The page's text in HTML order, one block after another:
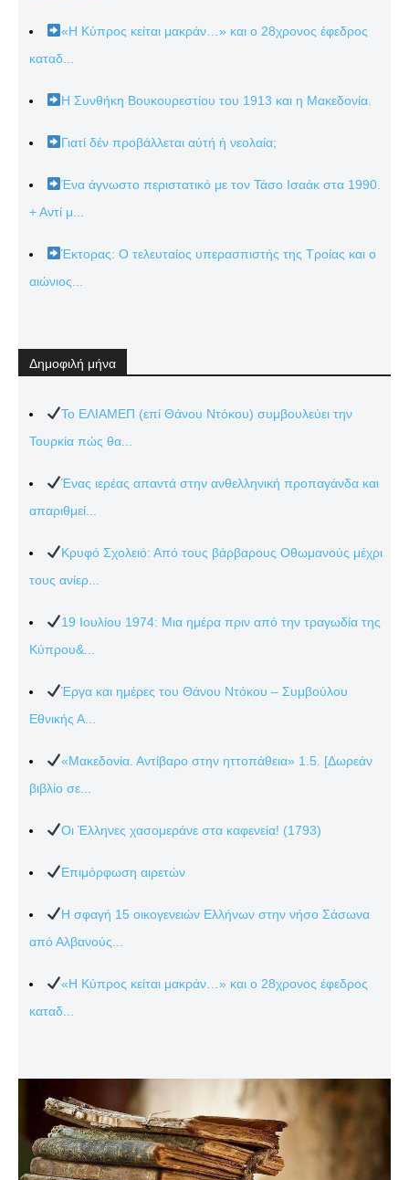
«Η Κύπρος κείται μακράν…» και ο 28χρονος έφεδρος
καταδ...
Η Συνθήκη Βουκουρεστίου του 1913 και η Μακεδονία.
Γιατί δέν προβάλλεται αὐτή ἡ νεολαία;
Ένα άγνωστο περιστατικό με τον Τάσο Ισαάκ στα 1990.
+ Αντί μ...
Έκτορας: Ο τελευταίος υπερασπιστής της Τροίας και ο
αιώνιος...
Δημοφιλή μήνα
Το ΕΛΙΑΜΕΠ (επί Θάνου Ντόκου) συμβουλεύει την
Τουρκία πώς θα...
Ένας ιερέας απαντά στην ανθελληνική προπαγάνδα και
απαριθμεί...
Κρυφό Σχολειό: Από τους βάρβαρους Οθωμανούς μέχρι
τους ανίερ...
19 Ιουλίου 1974: Μια ημέρα πριν από την τραγωδία της
Κύπρου&...
Έργα και ημέρες του Θάνου Ντόκου – Συμβούλου
Εθνικής Α...
«Μακεδονία. Αντίβαρο στην ηττοπάθεια» 1.5. [Δωρεάν
βιβλίο σε...
Οι Έλληνες χασομεράνε στα καφενεία! (1793)
Επιμόρφωση αιρετών
Η σφαγή 15 οικογενειών Ελλήνων στην νήσο Σάσωνα
από Αλβανούς...
«Η Κύπρος κείται μακράν…» και ο 28χρονος έφεδρος
καταδ...